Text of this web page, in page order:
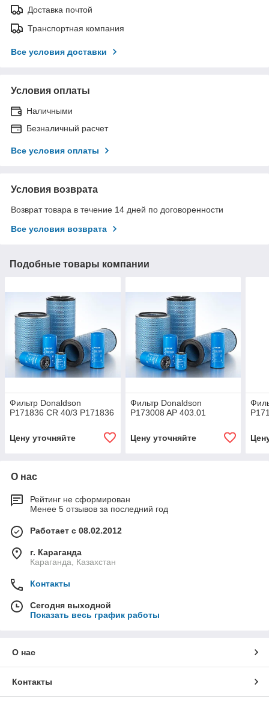
Доставка почтой
Транспортная компания
Все условия доставки
Условия оплаты
Наличными
Безналичный расчет
Все условия оплаты
Условия возврата
Возврат товара в течение 14 дней по договоренности
Все условия возврата
Подобные товары компании
Фильтр Donaldson
P171836 CR 40/3 P171836
Цену уточняйте
Фильтр Donaldson
P173008 AP 403.01
Цену уточняйте
О нас
Рейтинг не сформирован
Менее 5 отзывов за последний год
Работает с 08.02.2012
г. Караганда
Караганда, Казахстан
Контакты
Сегодня выходной
Показать весь график работы
О нас
Контакты